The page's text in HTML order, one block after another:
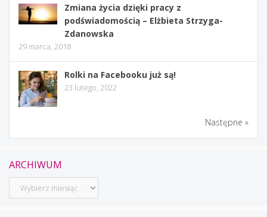
Zmiana życia dzięki pracy z
podświadomością – Elżbieta Strzyga-
Zdanowska
29 marca, 2018
Rolki na Facebooku już są!
23 lutego, 2022
Następne »
ARCHIWUM
Archiwum